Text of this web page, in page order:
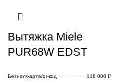
Вытяжка Miele
PUR68W EDST
Безнал/карта/qr-код
118 000 ₽